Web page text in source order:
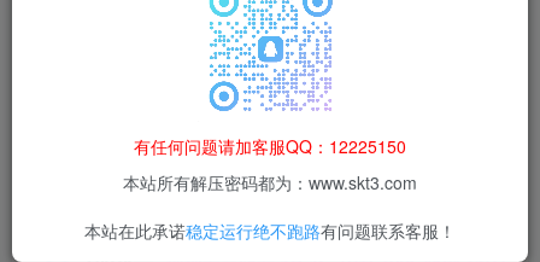
本站所有资源均为网络收集整理而来，仅供学习研究使用，请在下
载后24h内删除，谢谢合作！
本站资源仅用于学习交流，禁止商业运营与违法、侵权
果由使用者自行承担。
有任何问题请加客服QQ：12225150
本站所有解压密码都为：www.skt3.com
本站在此承诺稳定运行绝不跑路有问题联系客服！